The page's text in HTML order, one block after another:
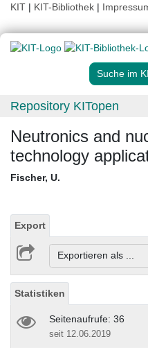
KIT | KIT-Bibliothek |
Suche im
Repository KITopen
Neutronics and
technology
Fischer, U.
Export
Exportieren als ...
Statistiken
Seitenaufrufe: 36
seit 12.06.2019